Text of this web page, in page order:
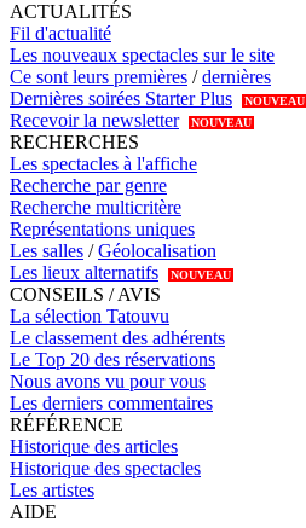
ACTUALITÉS
Fil d'actualité
Les nouveaux spectacles sur le site
Ce sont leurs premières /dernières
Dernières soirées Starter Plus
NOUVEAU
Recevoir la newsletter NOUVEAU
RECHERCHES
Les spectacles à l'affiche
Recherche par genre
Recherche multicritère
Représentations uniques
Les salles /Géolocalisation
Les lieux alternatifs
NOUVEAU
CONSEILS / AVIS
La sélection Tatouvu
Le classement des adhérents
Le Top 20 des réservations
Nous avons vu pour vous
Les derniers commentaires
RÉFÉRENCE
Historique des articles
Historique des spectacles
Les artistes
AIDE